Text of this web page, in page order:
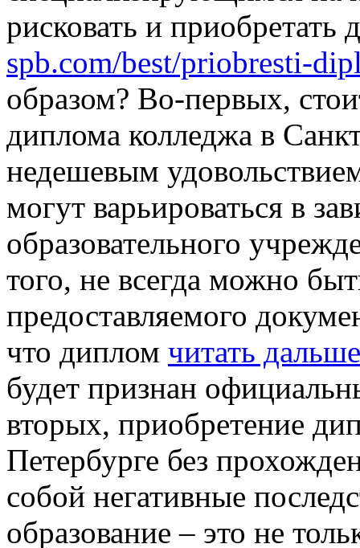
рисковать и приобретать
spb.com/best/priobresti-
образом? Во-первых,
диплома колледжа в
недешевым
могут варьироваться в
образовательного
того, не всегда можно
предоставляемого
что диплом читать дальше
будет признан
вторых, приобретение
Петербурге без
собой негативные
образование – это не